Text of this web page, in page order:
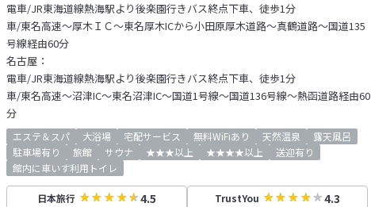
電車/JR東海道線熱海駅より後楽園行きバス終点下車、徒歩1分
車/東名高速～厚木ＩＣ～東名厚木ICから小田原厚木道路～真鶴道路～国道135
号線経由60分
名古屋：
電車/JR東海道線熱海駅より後楽園行きバス終点下車、徒歩1分
車/東名高速～沼津IC～東名沼津IC～国道1号線～国道136号線～熱函道路経由60
分
エステ＆スパ 大浴場 宅配サービス 無料WiFiあり 天然温泉
露天風呂
駐車場有り
旅館 サウナ ★★★以上 ★★★★以上
送迎有り
館内に車いす利用トイレ
日本旅行 4.5 TrustYou 4.3